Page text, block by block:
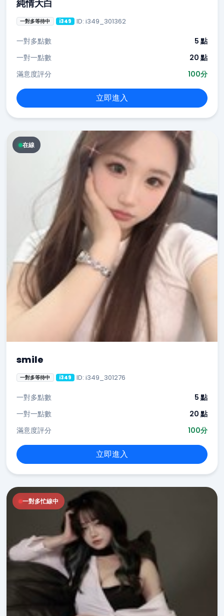
純情大白
一對多等待中 i349 ID: i349_301362
一對多點數
5 點
一對一點數
20 點
滿意度評分
100分
立即進入
在線
smile
一對多等待中 i349 ID: i349_301276
一對多點數
5 點
一對一點數
20 點
滿意度評分
100分
立即進入
一對多忙線中